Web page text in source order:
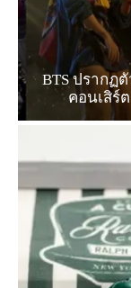
BTS ปรากฏตั
คอนเสิร์ต